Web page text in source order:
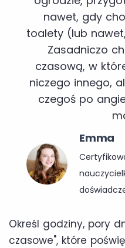
nawet, gdy
toalety (lub
Zasadniczo
czasową, w
niczego innego,
czegoś po
Emma
Określ godziny, pory
czasowe", które